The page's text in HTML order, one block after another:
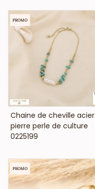
VOIR LE PRIX
Chaine de cheville acier
pierre perle de culture
0225199
PROMO
PROMO